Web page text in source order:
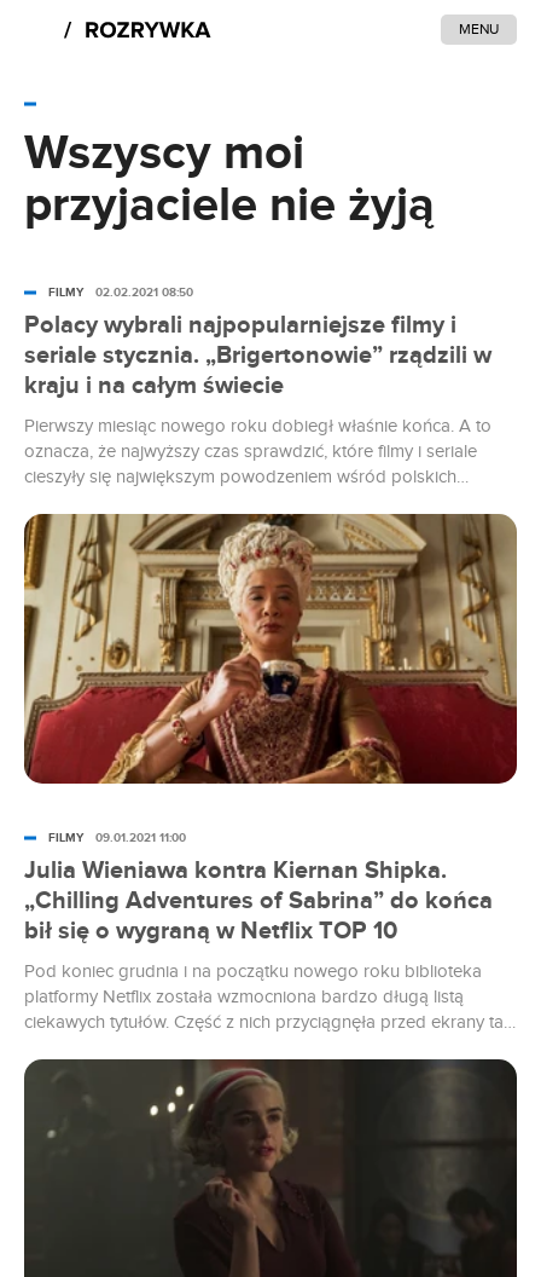
MENU
Wszyscy moi
przyjaciele nie żyją
Polacy wybrali najpopularniejsze filmy i
seriale stycznia. „Brigertonowie” rządzili w
kraju i na całym świecie
Pierwszy miesiąc nowego roku dobiegł właśnie końca. A to
oznacza, że najwyższy czas sprawdzić, które filmy i seriale
cieszyły się największym powodzeniem wśród polskich
rankingu toczyła się zacięta walka między dwiema
produkcjami.
FILMY 02.02.2021 08:50
Julia Wieniawa kontra Kiernan Shipka.
„Chilling Adventures of Sabrina” do końca
bił się o wygraną w Netflix TOP 10
Pod koniec grudnia i na początku nowego roku biblioteka
platformy Netflix została wzmocniona bardzo długą listą
ciekawych tytułów. Część z nich przyciągnęła przed ekrany tak
Która produkcja wygrała?
FILMY 09.01.2021 11:00